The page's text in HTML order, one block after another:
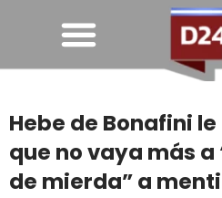
Hebe de Bonafini
que no vaya más a
de mierda” a